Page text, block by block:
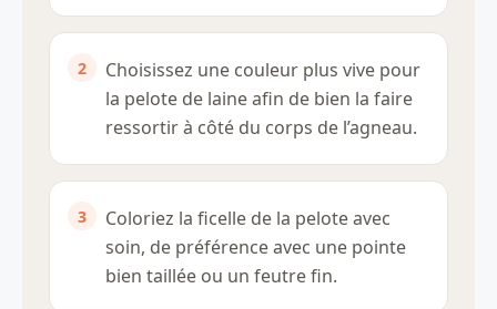
Choisissez une couleur plus vive pour
la pelote de laine afin de bien la faire
ressortir à côté du corps de l’agneau.
Coloriez la ficelle de la pelote avec
soin, de préférence avec une pointe
bien taillée ou un feutre fin.